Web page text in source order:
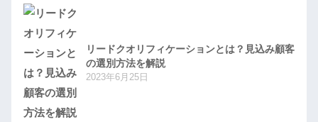
リードクオリフィケーションとは？見込み顧客
の選別方法を解説
2023年6月25日